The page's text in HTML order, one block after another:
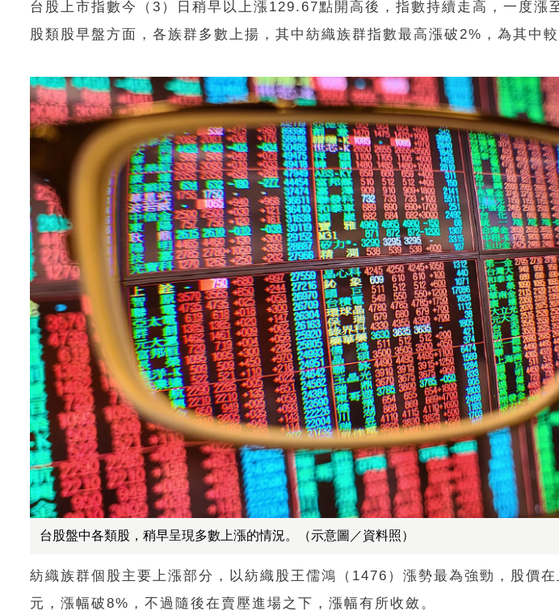
台股上市指數今（3）日稍早以上漲129.67點開高後，指數持續走高，一度
股類股早盤方面，各族群多數上揚，其中紡織族群指數最高漲破2%，為其中較
台股盤中各類股，稍早呈現多數上漲的情況。（示意圖／資料照）
紡織族群個股主要上漲部分，以紡織股王儒鴻（1476）漲勢最為強勁，股價
元，漲幅破8%，不過隨後在賣壓進場之下，漲幅有所收斂。